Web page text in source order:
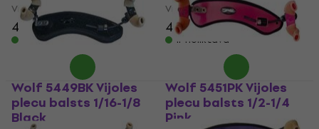
Vijoles plecu balsts
47,90 €
Ir noliktavā
Vijoles plecu balsts
47,90 €
Ir noliktavā
Wolf 5449BK Vijoles
plecu balsts 1/16-1/8
Black
Wolf 5451PK Vijoles
plecu balsts 1/2-1/4
Pink